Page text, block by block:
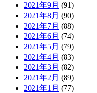
2021年9月 (91)
2021年8月 (90)
2021年7月 (88)
2021年6月 (74)
2021年5月 (79)
2021年4月 (83)
2021年3月 (82)
2021年2月 (89)
2021年1月 (77)